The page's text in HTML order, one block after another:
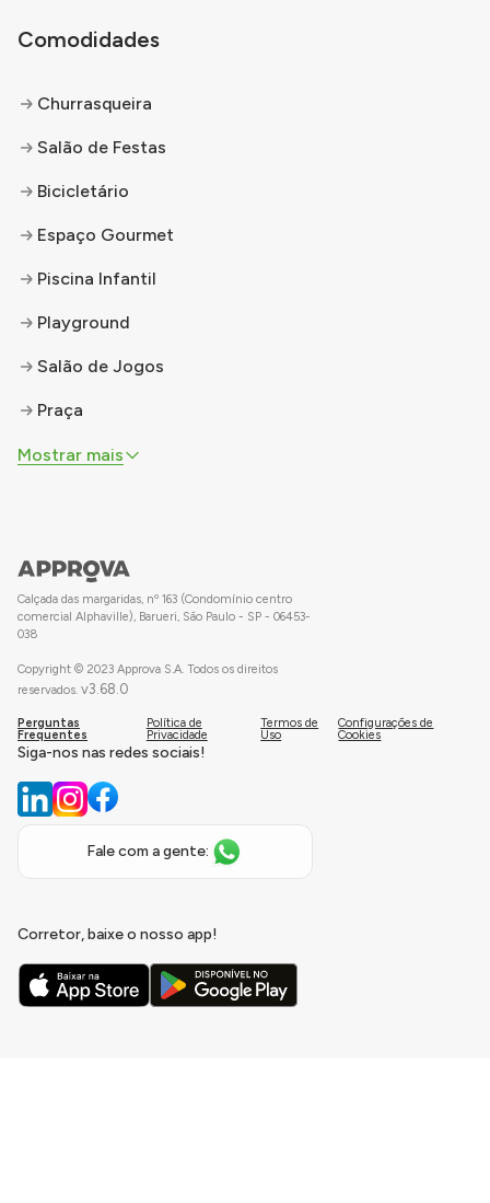
E o lazer? É completo! Pisc
Comodidades
Churrasqueira
Salão de Festas
Bicicletário
Espaço Gourmet
Piscina Infantil
Playground
Salão de Jogos
Praça
Mostrar mais
Calçada das margaridas, nº 163 (Condomínio centro
comercial Alphaville), Barueri, São Paulo - SP - 06453-
038
Copyright © 2023 Approva S.A. Todos os direitos
reservados. v3.68.0
Perguntas
Frequentes
Política de
Privacidade
Termos de
Uso
Configurações de
Cookies
Siga-nos nas redes sociais!
Fale com a gente:
Corretor, baixe o nosso app!